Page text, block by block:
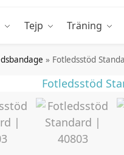
Tejp Träning
» Fotledsstöd